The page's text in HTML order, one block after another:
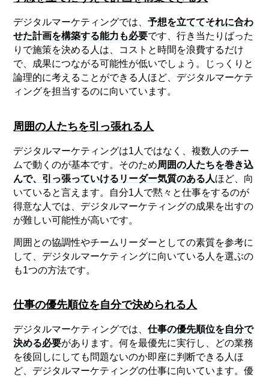
デジタルマーケティングでは、予想を立ててそれに合わ
せた計画を構築する能力も必要です、行き当たりばった
りで施策を決める人は、コストと時間を浪費するだけ
で、成果につながる可能性が低いでしょう。じっくりと
論理的に考えることができる人ほど、デジタルマーケテ
ィングを担当するのに向いています。
周囲の人たちを引っ張れる人
デジタルマーケティングは1人ではなく、複数人のチー
ムで動くのが基本です。そのため周囲の人たちを巻き込
んで、引っ張っていけるリーダー気質のある人ほど、向
いていると言えます。自分1人で黙々と仕事をするのが
得意な人では、デジタルマーケティングの成果を出すの
が難しい可能性が高いです。
周囲との協調性やチームリーダーとしての素質を参考に
して、デジタルマーケティングに向いている人を選ぶの
も1つの方法です。
仕事の優先順位を自分で決められる人
デジタルマーケティングでは、仕事の優先順位を自分で
決める必要があります。何を最優先に実行し、どの業務
を後回しにしても問題ないのか即座に判断できる人ほ
ど、デジタルマーケティングの仕事に向いています。優